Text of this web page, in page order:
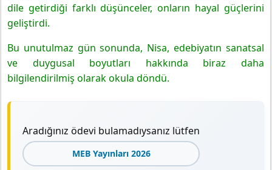
dile getirdiği farklı düşünceler, onların hayal güçlerini
geliştirdi.
Bu unutulmaz gün sonunda, Nisa, edebiyatın sanatsal
ve duygusal boyutları hakkında biraz daha
bilgilendirilmiş olarak okula döndü.
Aradığınız ödevi bulamadıysanız lütfen
MEB Yayınları 2026